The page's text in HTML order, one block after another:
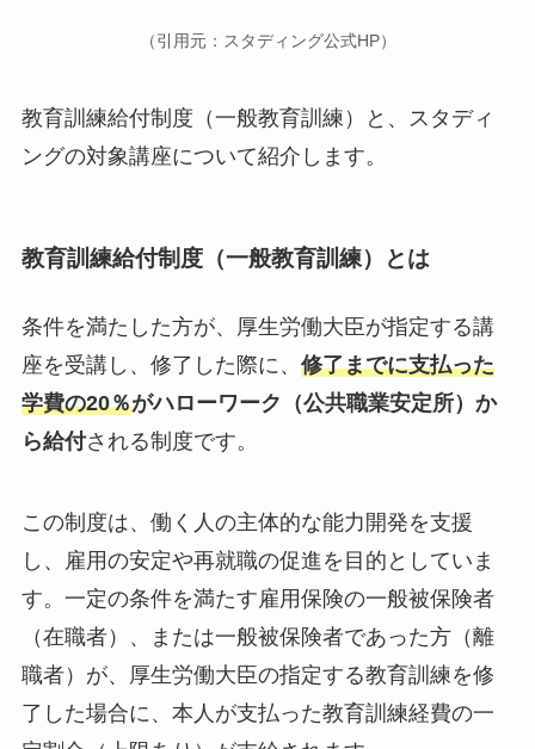
（引用元：スタディング公式HP）
教育訓練給付制度（一般教育訓練）と、スタディ
ングの対象講座について紹介します。
教育訓練給付制度（一般教育訓練）とは
条件を満たした方が、厚生労働大臣が指定する講
座を受講し、修了した際に、 修了までに支払った
学費の20％がハローワーク（公共職業安定所）か
ら給付される制度です。
この制度は、働く人の主体的な能力開発を支援
し、雇用の安定や再就職の促進を目的としていま
す。一定の条件を満たす雇用保険の一般被保険者
（在職者）、または一般被保険者であった方（離
職者）が、厚生労働大臣の指定する教育訓練を修
了した場合に、本人が支払った教育訓練経費の一